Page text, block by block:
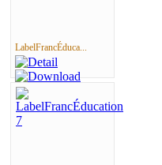
LabelFrancÉduca...